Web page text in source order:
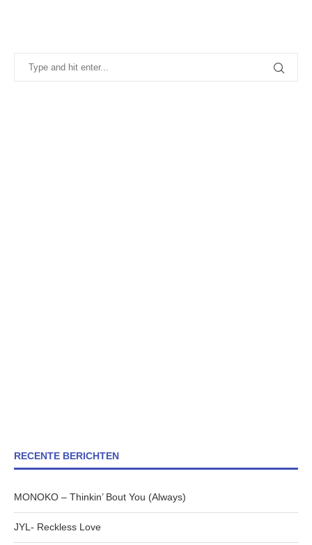
RECENTE BERICHTEN
MONOKO – Thinkin’ Bout You (Always)
JYL- Reckless Love